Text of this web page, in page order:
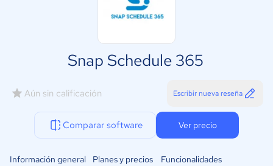
Snap Schedule 365
Aún sin calificación Escribir nueva reseña
Comparar software Ver precio
Información general Planes y precios Funcionalidades